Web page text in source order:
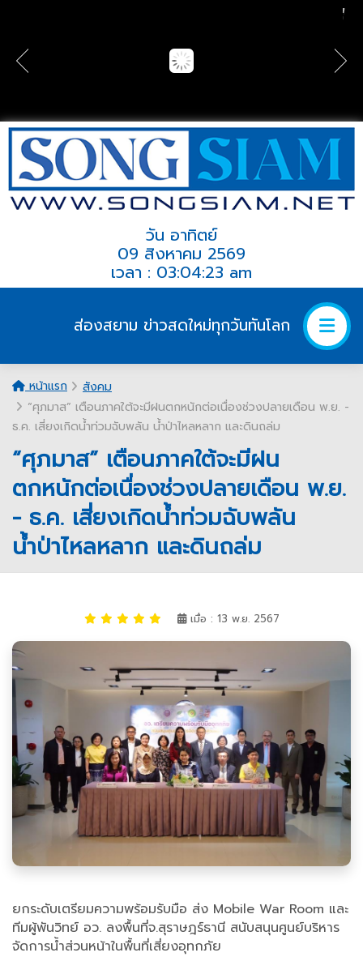
วัน อาทิตย์
09 สิงหาคม 2569
เวลา : 03:04:23 am
ส่องสยาม ข่าวสดใหม่ทุกวันทันโลก
หน้าแรก
สังคม
“ศุภมาส” เตือนภาคใต้จะมีฝนตกหนักต่อเนื่องช่วงปลายเดือน พ.ย. -
ธ.ค. เสี่ยงเกิดน้ำท่วมฉับพลัน น้ำป่าไหลหลาก และดินถล่ม
“ศุภมาส” เตือนภาคใต้จะมีฝน
ตกหนักต่อเนื่องช่วงปลายเดือน พ.ย.
- ธ.ค. เสี่ยงเกิดน้ำท่วมฉับพลัน
น้ำป่าไหลหลาก และดินถล่ม
เมื่อ : 13 พ.ย. 2567
ยกระดับเตรียมความพร้อมรับมือ ส่ง Mobile War Room และ
ทีมผู้พันวิทย์ อว. ลงพื้นที่จ.สุราษฎร์ธานี สนับสนุนศูนย์บริหาร
จัดการน้ำส่วนหน้าในพื้นที่เสี่ยงอุทกภัย